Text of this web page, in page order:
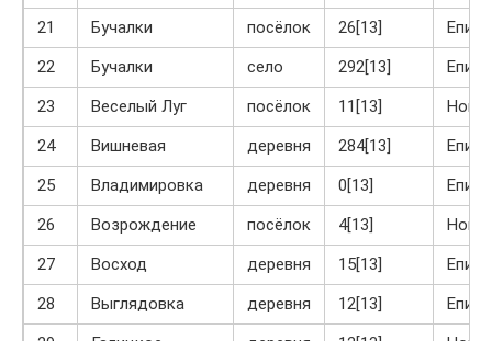
21
Бучалки посёлок 26[13]
22
Бучалки село 292[13]
23
Веселый Луг посёлок 11[13]
24
Вишневая деревня 284[13]
25
Владимировка деревня 0[13]
26
Возрождение посёлок 4[13]
27
Восход деревня 15[13]
28
Выглядовка деревня 12[13]